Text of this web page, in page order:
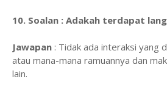
10. Soalan : Adakah terdapat
Jawapan : Tidak ada interaksi yang
atau mana-mana ramuannya dan
lain.